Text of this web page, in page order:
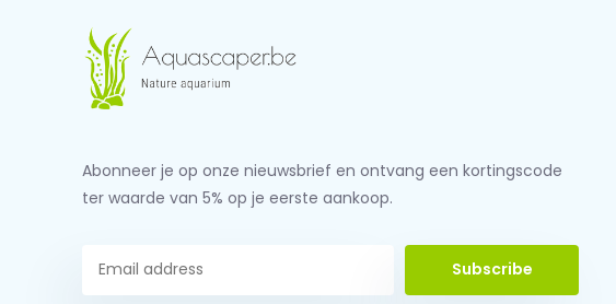
Abonneer je op onze nieuwsbrief en ontvang een kortingscode
ter waarde van 5% op je eerste aankoop.
Subscribe